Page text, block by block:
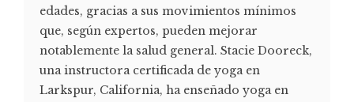
edades, gracias a sus movimientos mínimos
que, según expertos, pueden mejorar
notablemente la salud general. Stacie Dooreck,
una instructora certificada de yoga en
Larkspur, California, ha enseñado yoga en